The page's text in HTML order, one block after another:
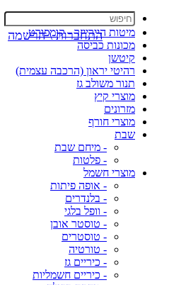
מיטות היירייזר - קומפורט
מכונות כביסה
קיטשן
רהיטי יראון (הרכבה עצמית)
תנור משולב גז
מוצרי קיץ
מזרונים
מוצרי חורף
שבת
- מיחם שבת
- פלטות
מוצרי חשמל
- אופה פיתות
- בלנדרים
- וופל בלגי
- טוסטר אובן
- טוסטרים
- טורטיה
- כיריים גז
- כיריים חשמליות
התחברות \ הרשמה